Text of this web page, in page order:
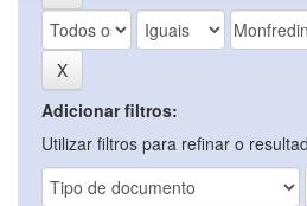
Adicionar filtros:
Utilizar filtros para refinar o